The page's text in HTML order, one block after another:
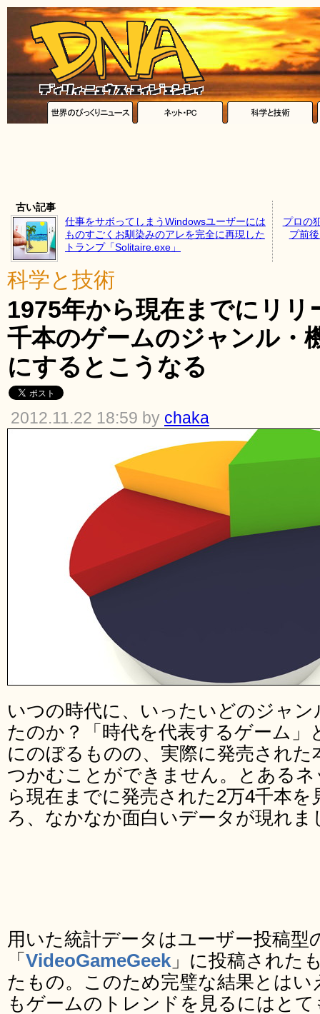
古い記事
仕事をサボってしまうWindowsユーザーには
ものすごくお馴染みのアレを完全に再現した
トランプ「Solitaire.exe」
プロの
プ前
科学と技術
1975年から現在までにリリ
千本のゲームのジャンル・
にするとこうなる
2012.11.22 18:59 by chaka
いつの時代に、いったいどのジャ
たのか？「時代を代表するゲーム
にのぼるものの、実際に発売され
つかむことができません。とある
ら現在までに発売された2万4千本
ろ、なかなか面白いデータが現れま
用いた統計データはユーザー投稿型
「 VideoGameGeek 」に投稿された
たもの。このため完璧な結果とは
もゲームのトレンドを見るにはと